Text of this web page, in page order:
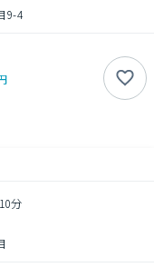
9-4
分